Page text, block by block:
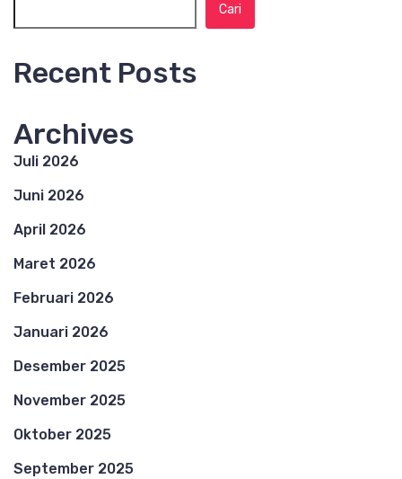
Cari
Recent Posts
Archives
Juli 2026
Juni 2026
April 2026
Maret 2026
Februari 2026
Januari 2026
Desember 2025
November 2025
Oktober 2025
September 2025